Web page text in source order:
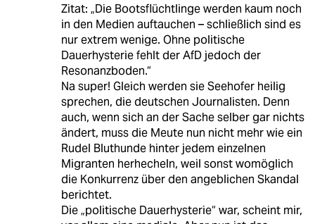
Zitat: „Die Bootsflüchtlinge werden kaum noch
in den Medien auftauchen – schließlich sind es
nur extrem wenige. Ohne politische
Dauerhysterie fehlt der AfD jedoch der
Resonanzboden.“
Na super! Gleich werden sie Seehofer heilig
sprechen, die deutschen Journalisten. Denn
auch, wenn sich an der Sache selber gar nichts
ändert, muss die Meute nun nicht mehr wie ein
Rudel Bluthunde hinter jedem einzelnen
Migranten herhecheln, weil sonst womöglich
die Konkurrenz über den angeblichen Skandal
berichtet.
Die „politische Dauerhysterie“ war, scheint mir,